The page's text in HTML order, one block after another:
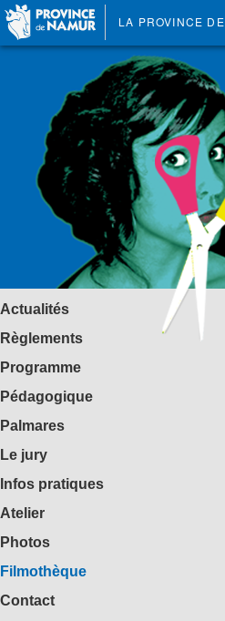
LA PROVINCE DE
Actualités
Règlements
Programme
Pédagogique
Palmares
Le jury
Infos pratiques
Atelier
Photos
Filmothèque
Contact